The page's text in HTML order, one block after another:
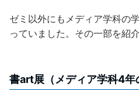
ゼミ以外にもメディア学科の
っていました。その一部を紹
書art展（メディア学科4年